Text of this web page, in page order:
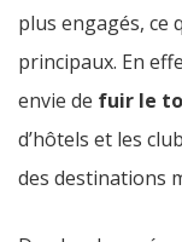
plus engagés, ce
principaux. En
envie de fuir le
d’hôtels et les
des destinations